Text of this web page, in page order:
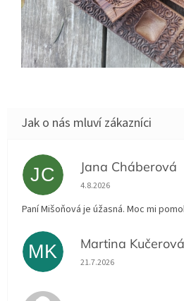
JC Jana Cháberová
Hodnocení obchodu je 5
4.8.2026
Paní Mišoňová je úžasná. Moc mi
MK Martina Kučerová
Hodnocení obchodu je 5
21.7.2026